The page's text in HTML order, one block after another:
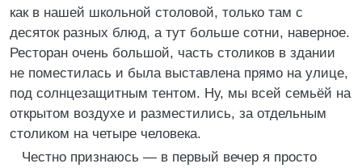
как в нашей школьной столовой, только там с
десяток разных блюд, а тут больше сотни, наверное.
Ресторан очень большой, часть столиков в здании
не поместилась и была выставлена прямо на улице,
под солнцезащитным тентом. Ну, мы всей семьёй на
открытом воздухе и разместились, за отдельным
столиком на четыре человека.
Честно признаюсь — в первый вечер я просто